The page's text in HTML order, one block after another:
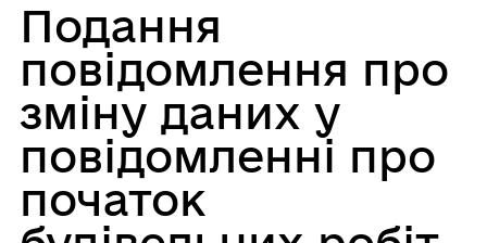
Подання
повідомлення про
зміну даних у
повідомленні про
початок